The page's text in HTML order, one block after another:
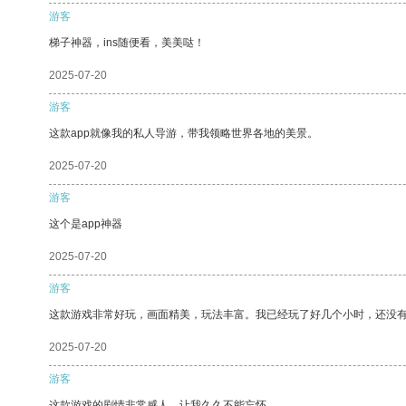
游客
梯子神器，ins随便看，美美哒！
2025-07-20
游客
这款app就像我的私人导游，带我领略世界各地的美景。
2025-07-20
游客
这个是app神器
2025-07-20
游客
这款游戏非常好玩，画面精美，玩法丰富。我已经玩了好几个小时，还没
2025-07-20
游客